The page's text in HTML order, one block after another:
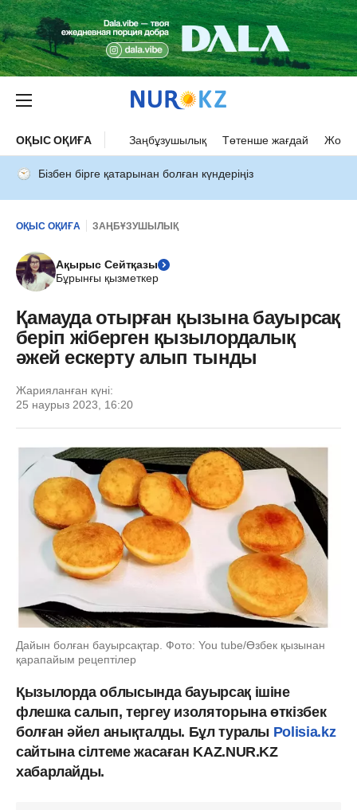
ОҚЫС ОҚИҒА Заңбұзушылық Төтенше жағдай Жол
Бізбен бірге қатарынан болған күндеріңіз
ОҚЫС ОҚИҒА ЗАҢБҰЗУШЫЛЫҚ
Ақырыс Сейтқазы
Бұрынғы қызметкер
Қамауда отырған қызына бауырсақ
беріп жіберген қызылордалық
әжей ескерту алып тынды
Жарияланған күні:
25 наурыз 2023, 16:20
Дайын болған бауырсақтар. Фото: You tube/Өзбек қызынан
қарапайым рецептілер
Қызылорда облысында бауырсақ ішіне
флешка салып, тергеу изоляторына өткізбек
болған әйел анықталды. Бұл туралы Polisia.kz
сайтына сілтеме жасаған KAZ.NUR.KZ
хабарлайды.